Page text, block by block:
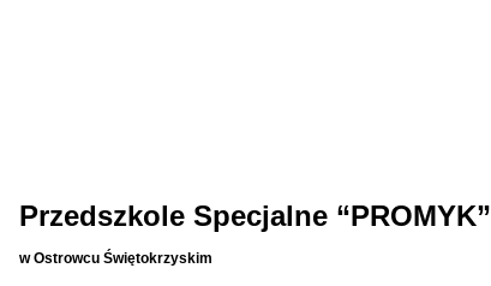
Przedszkole Specjalne “PROMYK”
w Ostrowcu Świętokrzyskim